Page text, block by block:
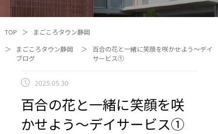
TOP ＞
まごころタウン静岡
＞
まごころタウン静岡
ブログ
＞
百合の花と一緒に笑顔を咲かせよう～デイ
サービス①
2025.05.30
百合の花と一緒に笑顔を咲
かせよう～デイサービス①